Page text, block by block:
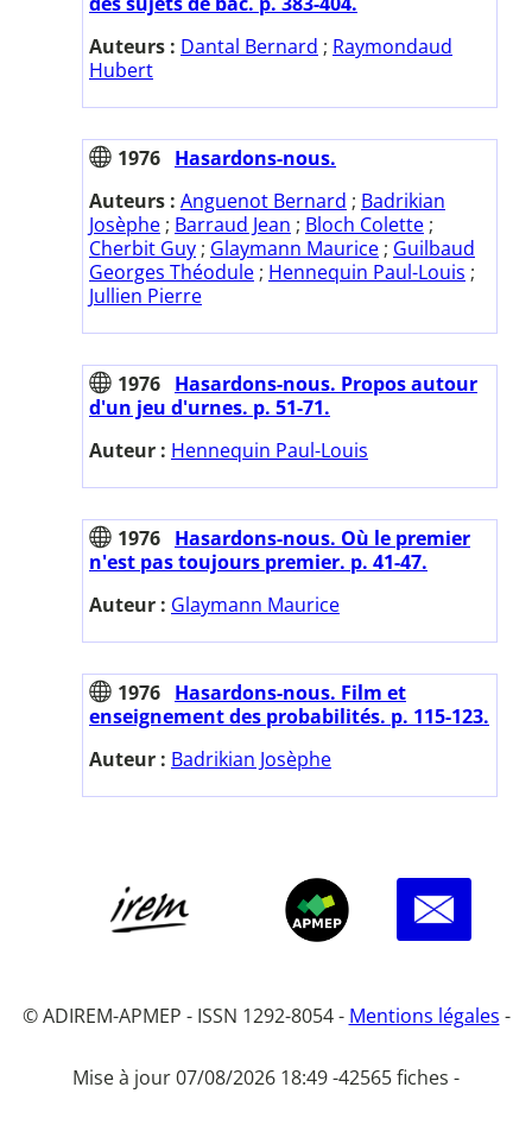
Auteurs : Dantal Bernard ; Raymondaud
Hubert
1976 Hasardons-nous.
Auteurs : Anguenot Bernard ; Badrikian
Josèphe ; Barraud Jean ; Bloch Colette ;
Cherbit Guy ; Glaymann Maurice ; Guilbaud
Georges Théodule ; Hennequin Paul-Louis ;
Jullien Pierre
1976 Hasardons-nous. Propos autour
d'un jeu d'urnes. p. 51-71.
Auteur : Hennequin Paul-Louis
1976 Hasardons-nous. Où le premier
n'est pas toujours premier. p. 41-47.
Auteur : Glaymann Maurice
1976 Hasardons-nous. Film et
enseignement des probabilités. p. 115-123.
Auteur : Badrikian Josèphe
© ADIREM-APMEP - ISSN 1292-8054 - Mentions légales -
Mise à jour 07/08/2026 18:49 -42565 fiches -